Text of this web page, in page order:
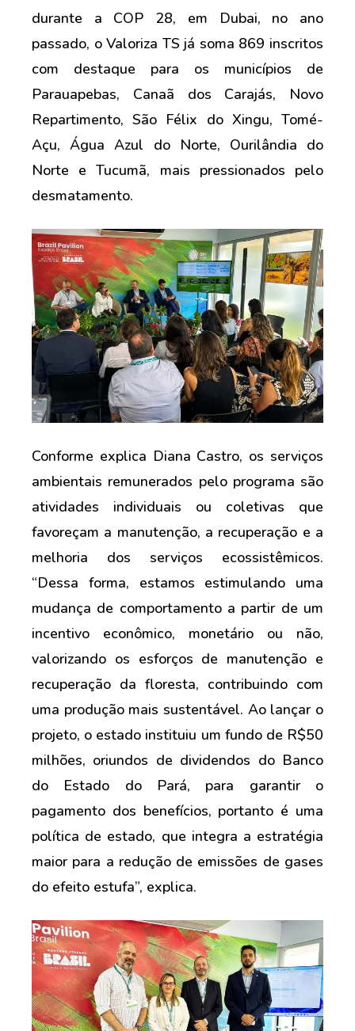
durante a COP 28, em Dubai, no ano
passado, o Valoriza TS já soma 869 inscritos
com destaque para os municípios de
Parauapebas, Canaã dos Carajás, Novo
Repartimento, São Félix do Xingu, Tomé-
Açu, Água Azul do Norte, Ourilândia do
Norte e Tucumã, mais pressionados pelo
desmatamento.
Conforme explica Diana Castro, os serviços
ambientais remunerados pelo programa são
atividades individuais ou coletivas que
favoreçam a manutenção, a recuperação e a
melhoria dos serviços ecossistêmicos.
“Dessa forma, estamos estimulando uma
mudança de comportamento a partir de um
incentivo econômico, monetário ou não,
valorizando os esforços de manutenção e
recuperação da floresta, contribuindo com
uma produção mais sustentável. Ao lançar o
projeto, o estado instituiu um fundo de R$50
milhões, oriundos de dividendos do Banco
do Estado do Pará, para garantir o
pagamento dos benefícios, portanto é uma
política de estado, que integra a estratégia
maior para a redução de emissões de gases
do efeito estufa”, explica.